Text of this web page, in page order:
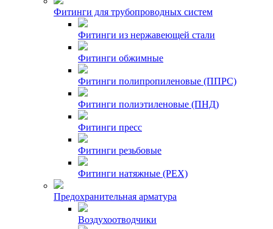
Фитинги для трубопроводных систем
Фитинги из нержавеющей стали
Фитинги обжимные
Фитинги полипропиленовые (ППРС)
Фитинги полиэтиленовые (ПНД)
Фитинги пресс
Фитинги резьбовые
Фитинги натяжные (PEX)
Предохранительная арматура
Воздухоотводчики